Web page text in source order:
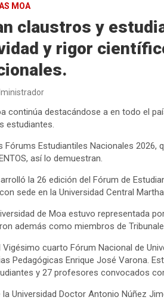
MOA
claustros y
y rigor
continúa destacándose a en todo el
estudiantes.
Estudiantiles Nacionales 2026,
así lo demuestran.
la 26 edición del Fórum de
sede en la Universidad Central
de Moa estuvo representada
además como miembros de
cuarto Fórum Nacional de
Pedagógicas Enrique José Varona.
y 27 profesores convocados
Universidad Doctor Antonio Núñez